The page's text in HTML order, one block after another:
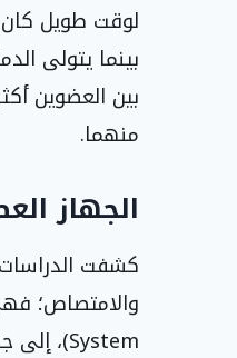
لوقت طويل
بينما يتولى
بين العضوين
منهما.
الجهاز
كشفت